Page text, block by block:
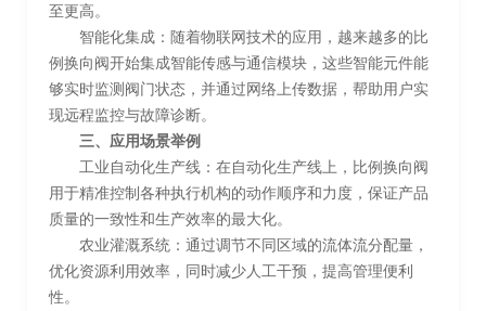
至更高。
智能化集成：随着物联网技术的应用，越来越多的比
例换向阀开始集成智能传感与通信模块，这些智能元件能
够实时监测阀门状态，并通过网络上传数据，帮助用户实
现远程监控与故障诊断。
三、应用场景举例
工业自动化生产线：在自动化生产线上，比例换向阀
用于精准控制各种执行机构的动作顺序和力度，保证产品
质量的一致性和生产效率的最大化。
农业灌溉系统：通过调节不同区域的流体流分配量，
优化资源利用效率，同时减少人工干预，提高管理便利
性。